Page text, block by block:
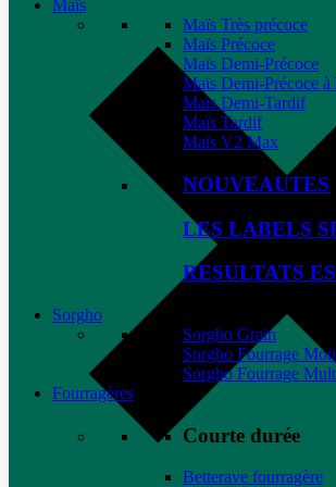
Maïs
Maïs Très précoce
Maïs Précoce
Maïs Demi-Précoce
Maïs Demi-Précoce
Maïs Demi-Tardif
Maïs Tardif
Maïs V2 Max
NOUVEAUTES
LES LABELS
RESULTATS
Sorgho
Sorgho Grain
Sorgho Fourrage
Sorgho Fourrage
Fourragères
Courte durée
Betterave fourragère